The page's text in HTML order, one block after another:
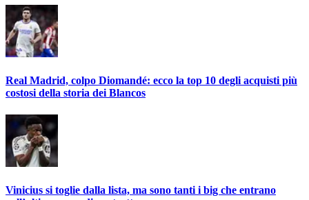
Real Madrid, colpo Diomandé: ecco la top 10 degli acquisti più
costosi della storia dei Blancos
Vinicius si toglie dalla lista, ma sono tanti i big che entrano